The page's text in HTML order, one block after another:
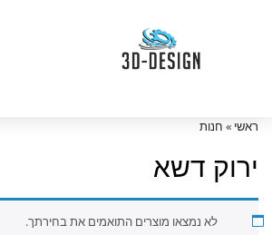
ראשי » חנות
ירוק דשא
לא נמצאו מוצרים התואמים את בחירתך.